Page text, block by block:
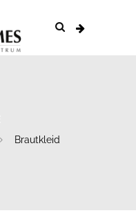
Brautkleid